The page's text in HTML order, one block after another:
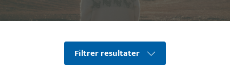
Filtrer resultater